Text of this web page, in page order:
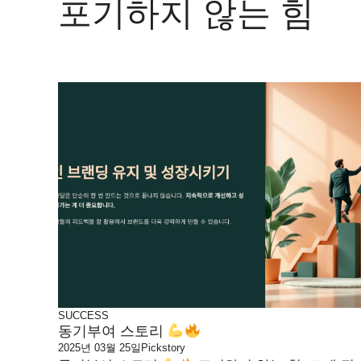
포기하지 않는 힘
SUCCESS
동기부여 스토리
2025년 03월 25일 Pickstory